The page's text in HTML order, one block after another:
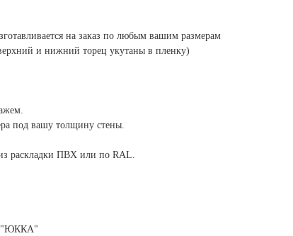
на заказ по любым вашим размерам
и нижний торец укутаны в пленку)
под вашу толщину стены.
раскладки ПВХ или по RAL.
"ЮККА"